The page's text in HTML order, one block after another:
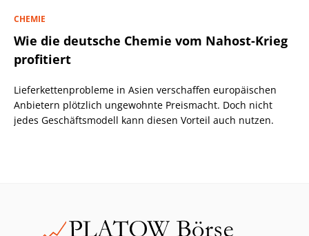
CHEMIE
Wie die deutsche Chemie vom Nahost-Krieg
profitiert
Lieferkettenprobleme in Asien verschaffen europäischen
Anbietern plötzlich ungewohnte Preismacht. Doch nicht
jedes Geschäftsmodell kann diesen Vorteil auch nutzen.